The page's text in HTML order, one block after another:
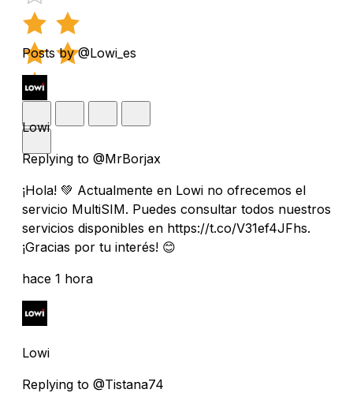
Posts by @Lowi_es
Lowi
Replying to @MrBorjax
¡Hola! 💚 Actualmente en Lowi no ofrecemos el
servicio MultiSIM. Puedes consultar todos nuestros
servicios disponibles en https://t.co/V31ef4JFhs.
¡Gracias por tu interés! 😊
hace 1 hora
Lowi
Replying to @Tistana74